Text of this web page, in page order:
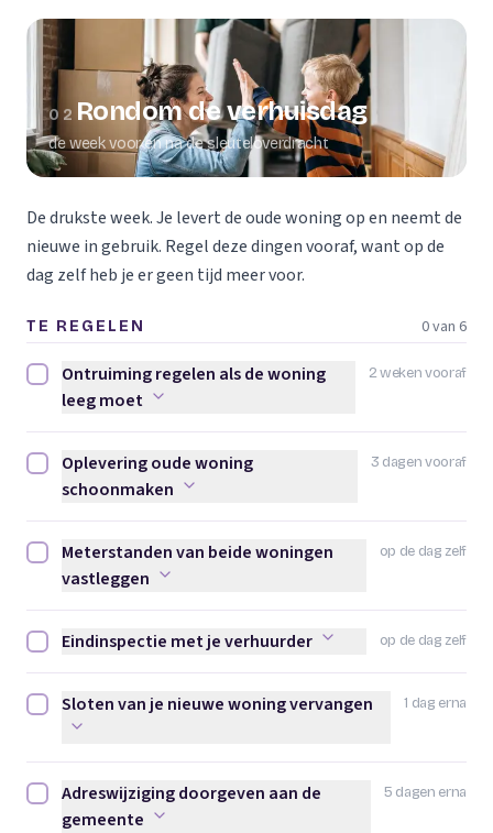
02 Rondom de verhuisdag
de week voor en na de sleuteloverdracht
De drukste week. Je levert de oude woning op en neemt de
nieuwe in gebruik. Regel deze dingen vooraf, want op de
dag zelf heb je er geen tijd meer voor.
TE REGELEN 0 van 6
2 weken vooraf
Ontruiming regelen als de woning leeg moet afvinken
Ontruiming regelen als de woning
leeg moet
3 dagen vooraf
Oplevering oude woning schoonmaken afvinken
Oplevering oude woning
schoonmaken
op de dag zelf
Meterstanden van beide woningen vastleggen afvinken
Meterstanden van beide woningen
vastleggen
op de dag zelf
Eindinspectie met je verhuurder afvinken
Eindinspectie met je verhuurder
1 dag erna
Sloten van je nieuwe woning vervangen afvinken
Sloten van je nieuwe woning vervangen
5 dagen erna
Adreswijziging doorgeven aan de gemeente afvinken
Adreswijziging doorgeven aan de
gemeente